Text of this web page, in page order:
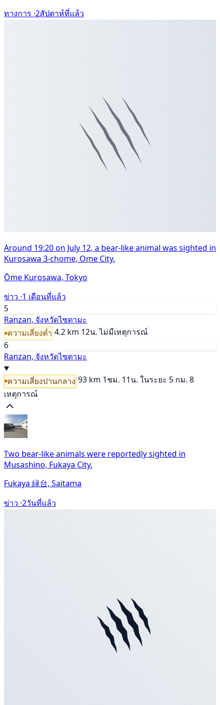
ทางการ ·2สัปดาห์ที่แล้ว
Around 19:20 on July 12, a bear-like animal was sighted in
Kurosawa 3-chome, Ome City.
Ōme Kurosawa, Tokyo
ข่าว ·1 เดือนที่แล้ว
5
Ranzan, จังหวัดไซตามะ
ความเสี่ยงต่ำ 4.2 km 12น. ไม่มีเหตุการณ์
6
Ranzan, จังหวัดไซตามะ
ความเสี่ยงปานกลาง 93 km 1ชม. 11น. ในระยะ 5 กม. 8
เหตุการณ์
Two bear-like animals were reportedly sighted in
Musashino, Fukaya City.
Fukaya 緑台, Saitama
ข่าว ·2วันที่แล้ว